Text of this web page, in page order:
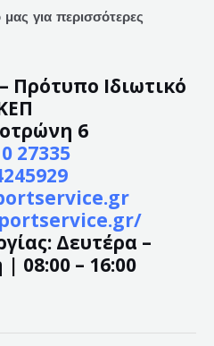
για περισσότερες
Πρότυπο Ιδιωτικό
6
27335
Δευτέρα –
08:00 – 16:00